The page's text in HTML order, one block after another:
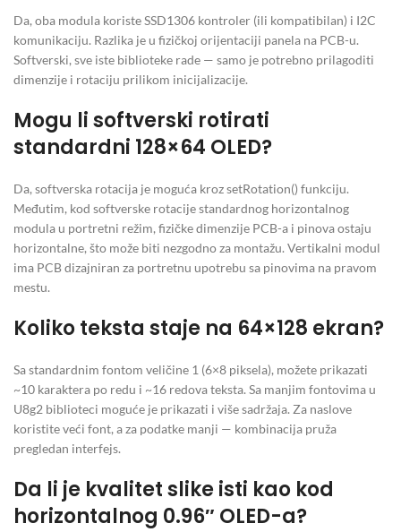
Da, oba modula koriste SSD1306 kontroler (ili kompatibilan) i I2C
komunikaciju. Razlika je u fizičkoj orijentaciji panela na PCB-u.
Softverski, sve iste biblioteke rade — samo je potrebno prilagoditi
dimenzije i rotaciju prilikom inicijalizacije.
Mogu li softverski rotirati
standardni 128×64 OLED?
Da, softverska rotacija je moguća kroz setRotation() funkciju.
Međutim, kod softverske rotacije standardnog horizontalnog
modula u portretni režim, fizičke dimenzije PCB-a i pinova ostaju
horizontalne, što može biti nezgodno za montažu. Vertikalni modul
ima PCB dizajniran za portretnu upotrebu sa pinovima na pravom
mestu.
Koliko teksta staje na 64×128 ekran?
Sa standardnim fontom veličine 1 (6×8 piksela), možete prikazati
~10 karaktera po redu i ~16 redova teksta. Sa manjim fontovima u
U8g2 biblioteci moguće je prikazati i više sadržaja. Za naslove
koristite veći font, a za podatke manji — kombinacija pruža
pregledan interfejs.
Da li je kvalitet slike isti kao kod
horizontalnog 0.96″ OLED-a?